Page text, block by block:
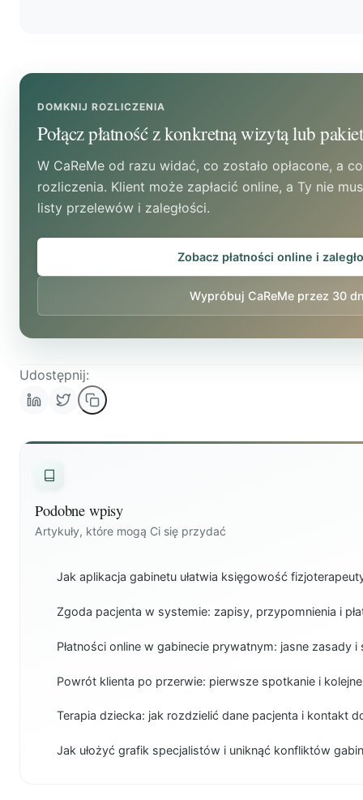
DOMKNIJ ROZLICZENIA
Połącz płatność z konkretną wizytą lub
W CaReMe od razu widać, co zostało opłacone, a
rozliczenia. Klient może zapłacić online, a Ty nie
listy przelewów i zaległości.
Zobacz płatności online i
Wypróbuj CaReMe przez 30
Udostępnij:
Podobne wpisy
Artykuły, które mogą Ci się przydać
Jak aplikacja gabinetu ułatwia księgowość
Zgoda pacjenta w systemie: zapisy, przypomnienia i
Płatności online w gabinecie prywatnym: jasne zasady
Powrót klienta po przerwie: pierwsze spotkanie i
Terapia dziecka: jak rozdzielić dane pacjenta i kontakt
Jak ułożyć grafik specjalistów i uniknąć konfliktów